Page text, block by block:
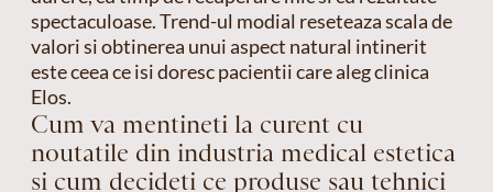
spectaculoase. Trend-ul modial reseteaza scala de
valori si obtinerea unui aspect natural intinerit
este ceea ce isi doresc pacientii care aleg clinica
Elos.
Cum va mentineti la curent cu
noutatile din industria medical estetica
si cum decideti ce produse sau tehnici